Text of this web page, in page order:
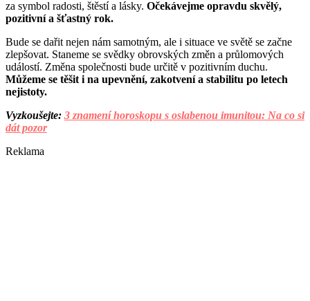
za symbol radosti, štěstí a lásky. Očekávejme opravdu skvělý,
pozitivní a šťastný rok.
Bude se dařit nejen nám samotným, ale i situace ve světě se začne
zlepšovat. Staneme se svědky obrovských změn a průlomových
událostí. Změna společnosti bude určitě v pozitivním duchu.
Můžeme se těšit i na upevnění, zakotvení a stabilitu po letech
nejistoty.
Vyzkoušejte: 3 znamení horoskopu s oslabenou imunitou: Na co si
dát pozor
Reklama